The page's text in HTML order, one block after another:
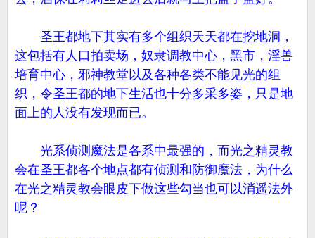
圣王都地下其实有多个组织天天都在挖地洞，
这包括有人口拍卖场，奴隶调教中心，黑市，淫兽
培育中心，邪神教堂以及各种各类不能见光的组
织，令圣王都的地下生活也十分多采多姿，只是地
面上的人没有发现而已。
光系侦测魔法是各系中最强的，而光之精灵教
会在圣王都各个地点都有侦测和防御魔法，为什么
在光之精灵教会眼皮下做这些勾当也可以消遥法外
呢？